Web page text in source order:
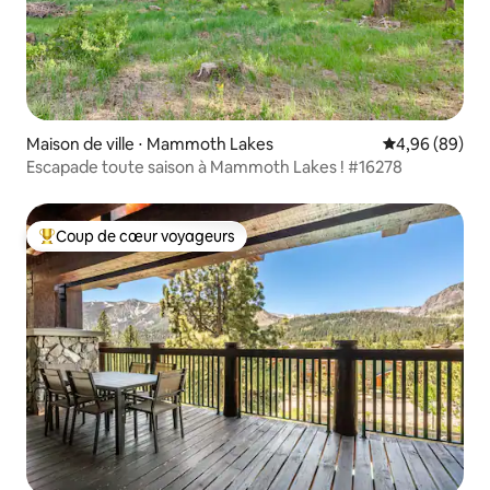
Maison de ville ⋅ Mammoth Lakes Évaluation
4,96 (89)
Escapade toute saison à Mammoth Lakes ! #16278
Coups de cœur voyageurs les plus appréciés
Coup de cœur voyageurs